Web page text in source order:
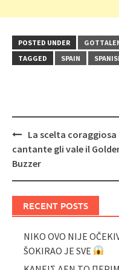
POSTED UNDER
TAGGED
SPAIN
Post
navigation
La scelta coraggiosa
cantante gli vale il
Buzzer
RECENT POSTS
NIKO OVO NIJE
ŠOKIRAO JE SVE